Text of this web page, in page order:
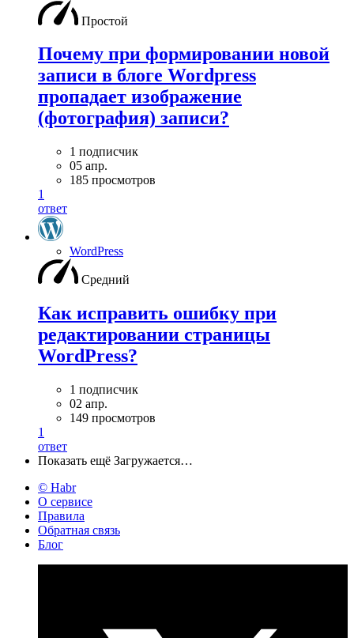
Простой
Почему при формировании новой
записи в блоге Wordpress
пропадает изображение
(фотография) записи?
1 подписчик
05 апр.
185 просмотров
1
ответ
WordPress
Средний
Как исправить ошибку при
редактировании страницы
WordPress?
1 подписчик
02 апр.
149 просмотров
1
ответ
Показать ещё Загружается…
© Habr
О сервисе
Правила
Обратная связь
Блог